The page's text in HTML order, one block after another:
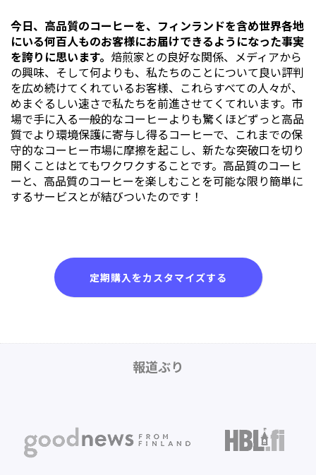
今日、高品質のコーヒーを、フィンランドを含め世界各地
にいる何百人ものお客様にお届けできるようになった事実
を誇りに思います。 焙煎家との良好な関係、メディアから
の興味、そして何よりも、私たちのことについて良い評判
を広め続けてくれているお客様、これらすべての人々が、
めまぐるしい速さで私たちを前進させてくてれいます。市
場で手に入る一般的なコーヒーよりも驚くほどずっと高品
質でより環境保護に寄与し得るコーヒーで、これまでの保
守的なコーヒー市場に摩擦を起こし、新たな突破口を切り
開くことはとてもワクワクすることです。高品質のコーヒ
ーと、高品質のコーヒーを楽しむことを可能な限り簡単に
するサービスとが結びついたのです！
定期購入をカスタマイズする
報道ぶり